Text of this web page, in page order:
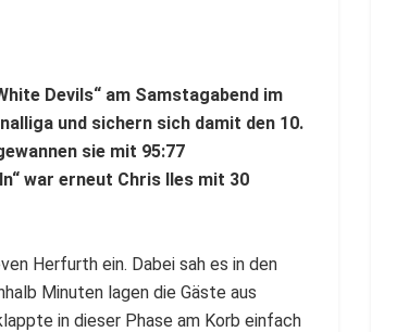
Devils“ am Samstagabend im
und sichern sich damit den 10.
sie mit 95:77
war erneut Chris Iles mit 30
Herfurth ein. Dabei sah es in den
Minuten lagen die Gäste aus
in dieser Phase am Korb einfach